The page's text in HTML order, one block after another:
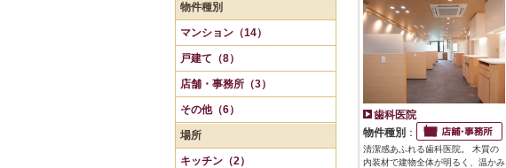
物件種別
マンション（14）
戸建て（8）
店舗・事務所（3）
その他（6）
場所
キッチン（2）
歯科医院
物件種別 ：
清潔感あふれる歯科医院。 木質の
内装材で建物全体が明るく、温かみ